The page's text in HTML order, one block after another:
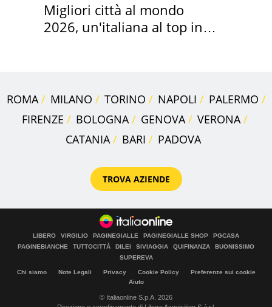
Migliori città al mondo
2026, un'italiana al top in
ROMA MILANO TORINO NAPOLI
PALERMO
FIRENZE
BOLOGNA GENOVA
VERONA
CATANIA
BARI PADOVA
TROVA AZIENDE
LIBERO VIRGILIO PAGINEGIALLE PAGINEGIALLE SHOP
PGCASA
PAGINEBIANCHE
TUTTOCITTÀ DILEI SIVIAGGIA QUIFINANZA
BUONISSIMO
SUPEREVA
Chi siamo Note Legali Privacy Cookie Policy
Preferenze sui cookie
Aiuto
© Italiaonline S.p.A. 2026